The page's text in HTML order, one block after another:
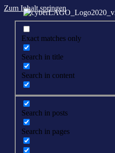
Zum Inhalt springen
Exact matches only
Search in title
Search in content
Search in posts
Search in pages